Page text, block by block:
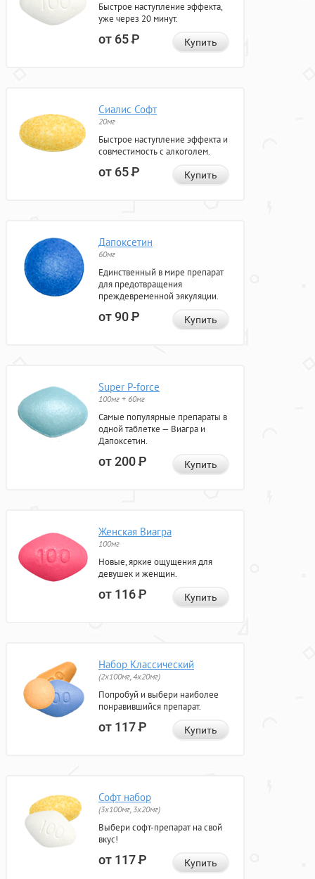
Быстрое наступление эффекта,
уже через 20 минут.
от 65Р Купить
Сиалис Софт
20мг
Быстрое наступление эффекта и
совместимость с алкоголем.
от 65Р Купить
Дапоксетин
60мг
Единственный в мире препарат
для предотвращения
преждевременной эякуляции.
от 90Р Купить
Super P-force
100мг + 60мг
Самые популярные препараты в
одной таблетке — Виагра и
Дапоксетин.
от 200Р Купить
Женская Виагра
100мг
Новые, яркие ощущения для
девушек и женщин.
от 116Р Купить
Набор Классический
(2x100мг, 4x20мг)
Попробуй и выбери наиболее
понравившийся препарат.
от 117Р Купить
Софт набор
(3x100мг, 3x20мг)
Выбери софт-препарат на свой
вкус!
от 117Р Купить